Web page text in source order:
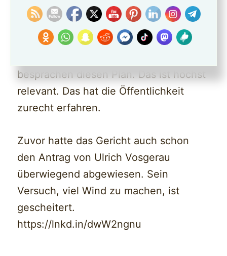
die Vertreibung von Millionen von
Menschen. Rechtsradikale,
hochrangige AfD-Politiker (einer wurde
besprachen diesen Plan. Das ist höchst
relevant. Das hat die Öffentlichkeit
zurecht erfahren.
Zuvor hatte das Gericht auch schon
den Antrag von Ulrich Vosgerau
überwiegend abgewiesen. Sein
Versuch, viel Wind zu machen, ist
gescheitert.
https://lnkd.in/dwW2ngnu